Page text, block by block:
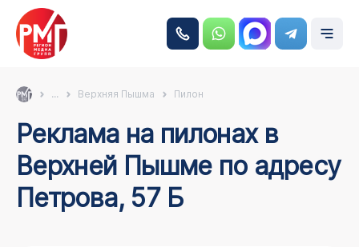
... Верхняя Пышма Пилон
Реклама на пилонах в
Верхней Пышме по адресу
Петрова, 57 Б